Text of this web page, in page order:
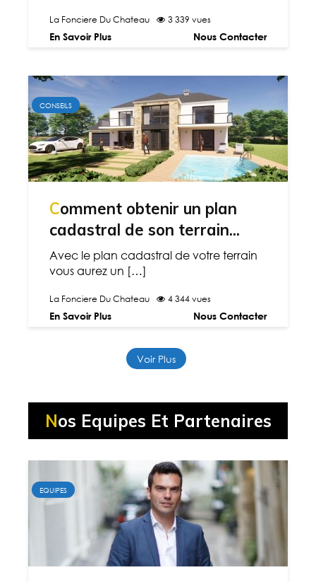
La Fonciere Du Chateau 3 339 vues
En Savoir Plus Nous Contacter
CONSEILS
Comment obtenir un plan
cadastral de son terrain...
Avec le plan cadastral de votre terrain
vous aurez un […]
La Fonciere Du Chateau 4 344 vues
En Savoir Plus Nous Contacter
Voir Plus
Nos Equipes Et Partenaires
EQUIPES